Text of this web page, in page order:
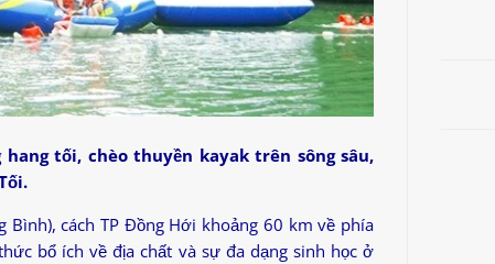
tối, chèo thuyền kayak trên sông sâu,
Bình), cách TP Đồng Hới khoảng 60 km về phía
bổ ích về địa chất và sự đa dạng sinh học ở